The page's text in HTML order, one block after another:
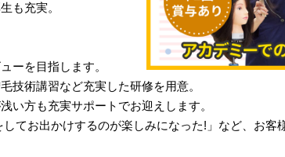
も充実。
ーを目指します。
技術講習など充実した研修を用意。
い方も充実サポートでお迎えします。
てお出かけするのが楽しみになった!」など、お